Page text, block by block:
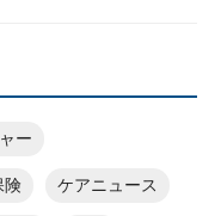
ー
険 ケアニュース